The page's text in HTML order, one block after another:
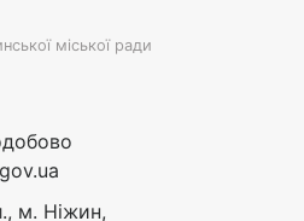
міської ради
м. Ніжин,